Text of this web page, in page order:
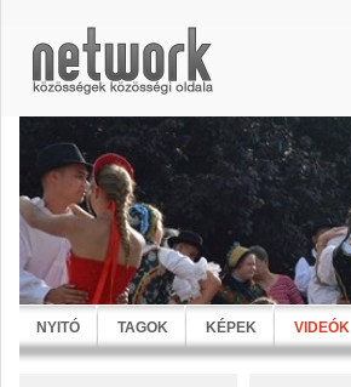
NYITÓ TAGOK KÉPEK VIDEÓK